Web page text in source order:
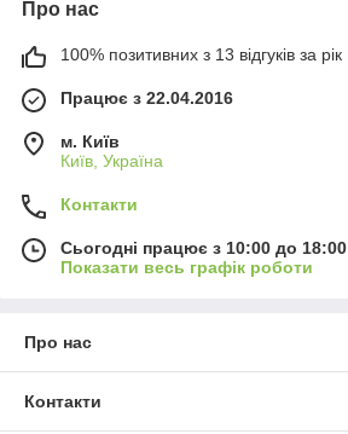
Про нас
100% позитивних з 13 відгуків за рік
Працює з 22.04.2016
м. Київ
Київ, Україна
Контакти
Сьогодні працює з 10:00 до 18:00
Показати весь графік роботи
Про нас
Контакти